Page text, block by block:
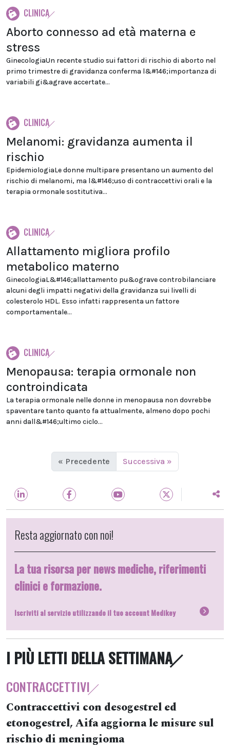
CLINICA
Aborto connesso ad età materna e
stress
GinecologiaUn recente studio sui fattori di rischio di aborto nel
primo trimestre di gravidanza conferma l&#146;importanza di
variabili gi&agrave accertate...
CLINICA
Melanomi: gravidanza aumenta il
rischio
EpidemiologiaLe donne multipare presentano un aumento del
rischio di melanomi, ma l&#146;uso di contraccettivi orali e la
terapia ormonale sostitutiva...
CLINICA
Allattamento migliora profilo
metabolico materno
GinecologiaL&#146;allattamento pu&ograve controbilanciare
alcuni degli impatti negativi della gravidanza sui livelli di
colesterolo HDL. Esso infatti rappresenta un fattore
comportamentale...
CLINICA
Menopausa: terapia ormonale non
controindicata
La terapia ormonale nelle donne in menopausa non dovrebbe
spaventare tanto quanto fa attualmente, almeno dopo pochi
anni dall&#146;ultimo ciclo...
« Precedente Successiva »
Resta aggiornato con noi!
La tua risorsa per news mediche, riferimenti
clinici e formazione.
Iscriviti al servizio utilizzando il tuo account Medikey
I PIÙ LETTI DELLA SETTIMANA
CONTRACCETTIVI
Contraccettivi con desogestrel ed
etonogestrel, Aifa aggiorna le misure sul
rischio di meningioma